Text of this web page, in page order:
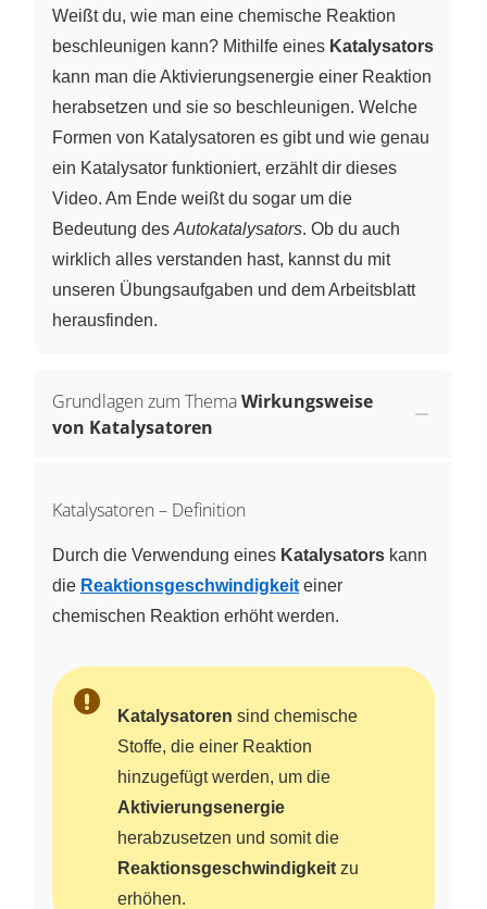
Weißt du, wie man eine chemische Reaktion
beschleunigen kann? Mithilfe eines Katalysators
kann man die Aktivierungsenergie einer Reaktion
herabsetzen und sie so beschleunigen. Welche
Formen von Katalysatoren es gibt und wie genau
ein Katalysator funktioniert, erzählt dir dieses
Video. Am Ende weißt du sogar um die
Bedeutung des Autokatalysators. Ob du auch
wirklich alles verstanden hast, kannst du mit
unseren Übungsaufgaben und dem Arbeitsblatt
herausfinden.
Grundlagen zum ThemaWirkungsweise
von Katalysatoren
Katalysatoren – Definition
Durch die Verwendung eines Katalysators kann
die Reaktionsgeschwindigkeit einer
chemischen Reaktion erhöht werden.
Katalysatoren sind chemische
Stoffe, die einer Reaktion
hinzugefügt werden, um die
Aktivierungsenergie
herabzusetzen und somit die
Reaktionsgeschwindigkeit zu
erhöhen.